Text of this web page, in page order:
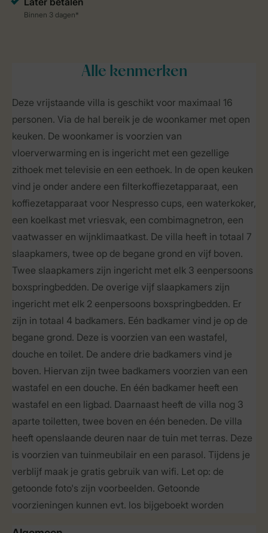
Alle kenmerken
Deze vrijstaande villa is geschikt voor maximaal 16
personen. Via de hal bereik je de woonkamer met open
keuken. De woonkamer is voorzien van
vloerverwarming en is ingericht met een gezellige
zithoek met televisie en een eethoek. In de open keuken
vind je onder andere een filterkoffiezetapparaat, een
koffiezetapparaat voor Nespresso cups, een waterkoker,
een koelkast met vriesvak, een combimagnetron, een
vaatwasser en wijnklimaatkast. De villa heeft in totaal 7
slaapkamers, twee op de begane grond en vijf boven.
Twee slaapkamers zijn ingericht met elk 3 eenpersoons
boxspringbedden. De overige vijf slaapkamers zijn
ingericht met elk 2 eenpersoons boxspringbedden. Er
zijn in totaal 4 badkamers. Eén badkamer vind je op de
begane grond. Deze is voorzien van een wastafel,
douche en toilet. De andere drie badkamers vind je
boven. Hiervan zijn twee badkamers voorzien van een
wastafel en een douche. En één badkamer heeft een
wastafel en een ligbad. Daarnaast heeft de villa nog 3
aparte toiletten, twee boven en één beneden. De villa
heeft openslaande deuren naar de tuin met terras. Deze
is voorzien van tuinmeubilair en een parasol. Tijdens je
verblijf maak je gratis gebruik van wifi. Let op: de
getoonde foto's zijn voorbeelden. Getoonde
voorzieningen kunnen evt. los bijgeboekt worden